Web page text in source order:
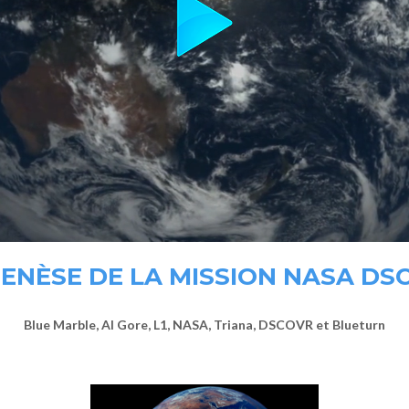
DE LA MISSION NASA
Blue Marble, Al Gore, L1, NASA, Triana, DSCOVR et Blueturn